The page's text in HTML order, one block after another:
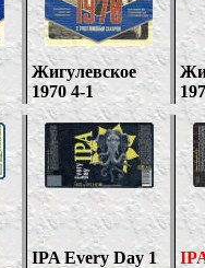
Жигулевское
1970 4-1
IPA Every Day 1